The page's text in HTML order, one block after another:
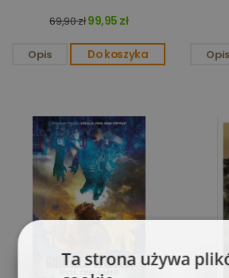
69,90 zł99,95 zł
Opis Do koszyka Opis
Ta strona używa